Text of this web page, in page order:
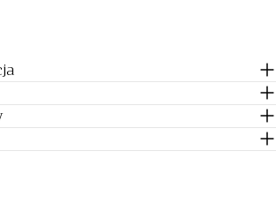
lekkości i romantycznego charakteru.
do połowy udasprawia, że model ten
na letnie wieczory – także jakozwiewna
dni.